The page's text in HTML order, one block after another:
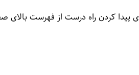
پیدا کردن راه درست از فهرست بالای